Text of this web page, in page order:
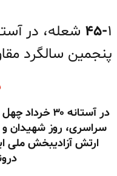
۴۵-
پنجمین سالگرد
در آستانه ۳۰
سراسری، روز شهیدان
ارتش آزادیبخش ملی